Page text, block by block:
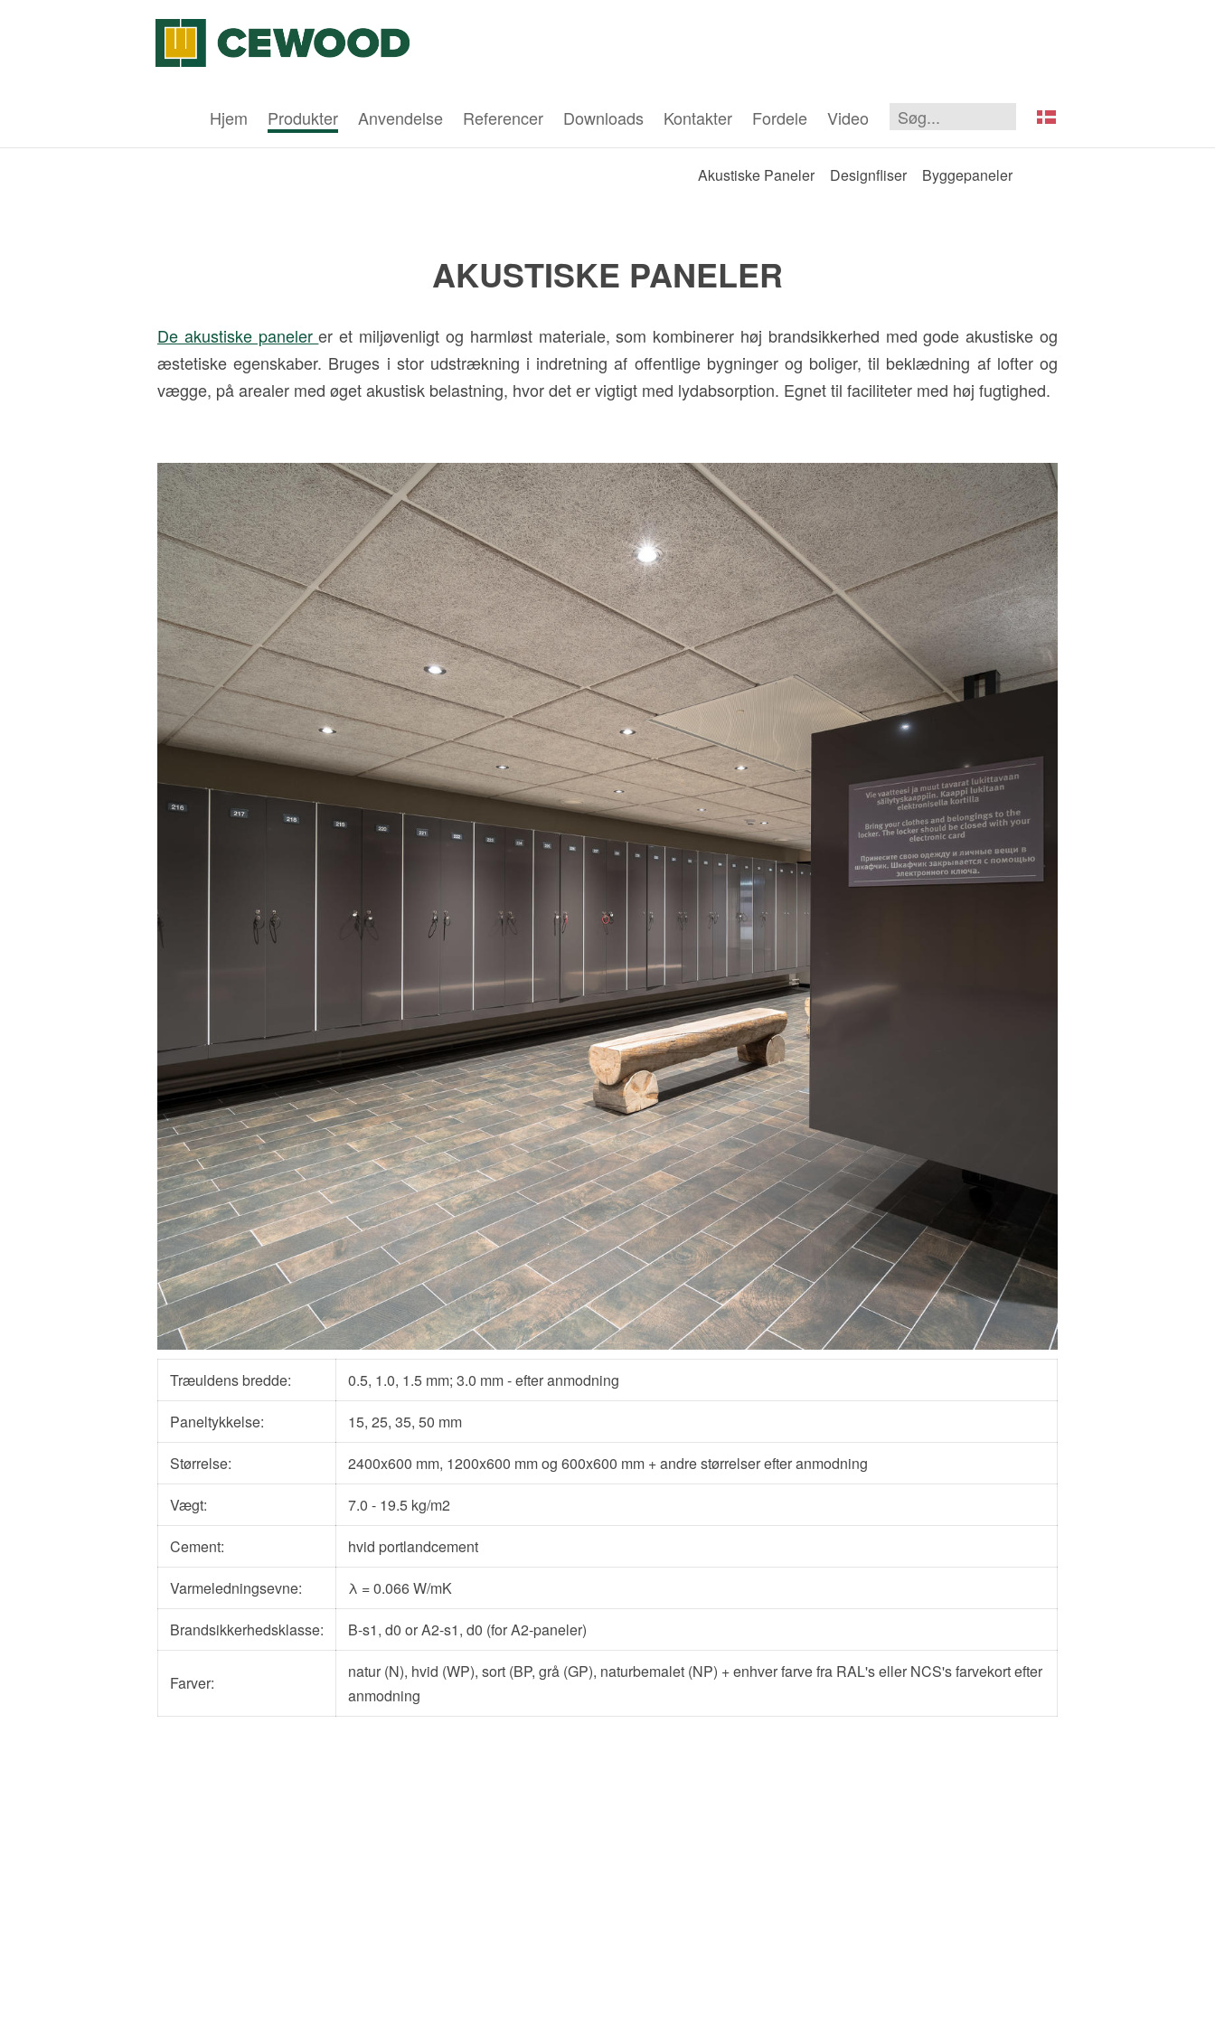
Hjem Produkter Anvendelse Referencer Downloads Kontakter Fordele Video
Akustiske Paneler Designfliser Byggepaneler
AKUSTISKE PANELER
De akustiske panelerer et miljøvenligt og harmløst materiale, som kombinerer høj brandsikkerhed med gode akustiske og
æstetiske egenskaber. Bruges i stor udstrækning i indretning af offentlige bygninger og boliger, til beklædning af lofter og
vægge, på arealer med øget akustisk belastning, hvor det er vigtigt med lydabsorption. Egnet til faciliteter med høj fugtighed.
Træuldens bredde:
0.5, 1.0, 1.5 mm; 3.0 mm - efter anmodning
Paneltykkelse:
15, 25, 35, 50 mm
Størrelse:
2400x600 mm, 1200x600 mm og 600x600 mm + andre størrelser efter anmodning
Vægt:
7.0 - 19.5 kg/m2
Cement:
hvid portlandcement
Varmeledningsevne:
λ = 0.066 W/mK
Brandsikkerhedsklasse:
B-s1, d0 or A2-s1, d0 (for A2-paneler)
Farver:
natur (N), hvid (WP), sort (BP, grå (GP), naturbemalet (NP) + enhver farve fra RAL's eller NCS's farvekort efter
anmodning